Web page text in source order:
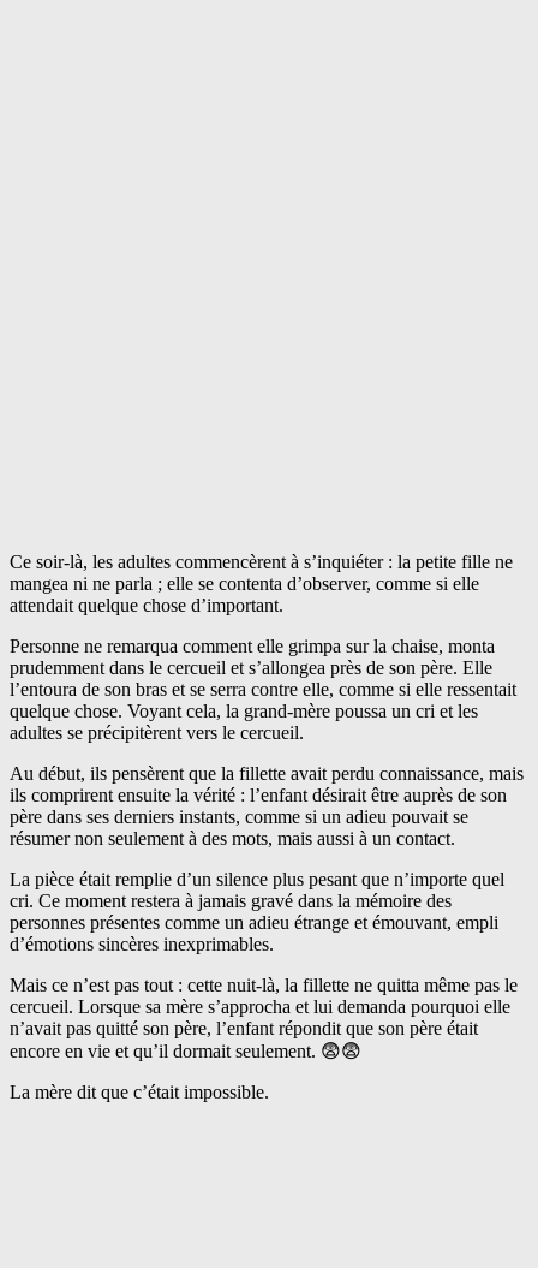
Ce soir-là, les adultes commencèrent à s’inquiéter : la petite fille ne
mangea ni ne parla ; elle se contenta d’observer, comme si elle
attendait quelque chose d’important.
Personne ne remarqua comment elle grimpa sur la chaise, monta
prudemment dans le cercueil et s’allongea près de son père. Elle
l’entoura de son bras et se serra contre elle, comme si elle ressentait
quelque chose. Voyant cela, la grand-mère poussa un cri et les
adultes se précipitèrent vers le cercueil.
Au début, ils pensèrent que la fillette avait perdu connaissance, mais
ils comprirent ensuite la vérité : l’enfant désirait être auprès de son
père dans ses derniers instants, comme si un adieu pouvait se
résumer non seulement à des mots, mais aussi à un contact.
La pièce était remplie d’un silence plus pesant que n’importe quel
cri. Ce moment restera à jamais gravé dans la mémoire des
personnes présentes comme un adieu étrange et émouvant, empli
d’émotions sincères inexprimables.
Mais ce n’est pas tout : cette nuit-là, la fillette ne quitta même pas le
cercueil. Lorsque sa mère s’approcha et lui demanda pourquoi elle
n’avait pas quitté son père, l’enfant répondit que son père était
encore en vie et qu’il dormait seulement. 😨😨
La mère dit que c’était impossible.